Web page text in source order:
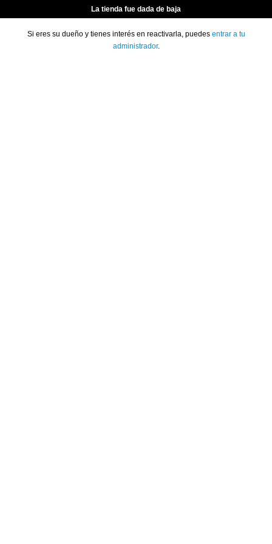
La tienda fue dada de baja
Si eres su dueño y tienes interés en reactivarla, puedes entrar a tu
administrador.